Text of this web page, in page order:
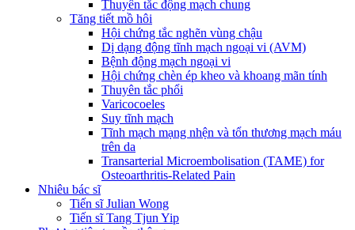
Thuyên tắc động mạch chung
Tăng tiết mồ hôi
Hội chứng tắc nghẽn vùng chậu
Dị dạng động tĩnh mạch ngoại vi (AVM)
Bệnh động mạch ngoại vi
Hội chứng chèn ép kheo và khoang mãn tính
Thuyên tắc phổi
Varicocoeles
Suy tĩnh mạch
Tĩnh mạch mạng nhện và tổn thương mạch máu
trên da
Transarterial Microembolisation (TAME) for
Osteoarthritis-Related Pain
Nhiêu bác sĩ
Tiến sĩ Julian Wong
Tiến sĩ Tang Tjun Yip